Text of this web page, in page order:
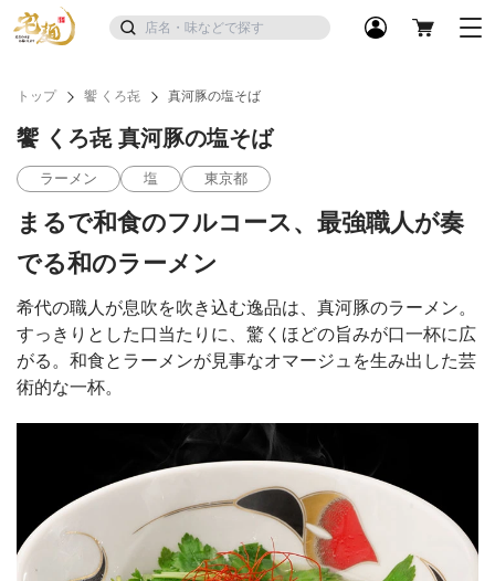
トップ 饗 くろ㐂 真河豚の塩そば
饗 くろ㐂 真河豚の塩そば
ラーメン 塩 東京都
まるで和食のフルコース、最強職人が奏
でる和のラーメン
希代の職人が息吹を吹き込む逸品は、真河豚のラーメン。
すっきりとした口当たりに、驚くほどの旨みが口一杯に広
がる。和食とラーメンが見事なオマージュを生み出した芸
術的な一杯。